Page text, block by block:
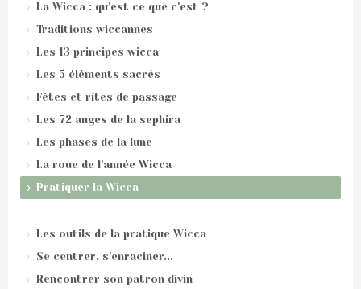
La Wicca : qu'est ce que c'est ?
Traditions wiccannes
Les 13 principes wicca
Les 5 éléments sacrés
Fêtes et rites de passage
Les 72 anges de la sephira
Les phases de la lune
La roue de l'année Wicca
Pratiquer la Wicca
Les outils de la pratique Wicca
Se centrer, s'enraciner...
Rencontrer son patron divin